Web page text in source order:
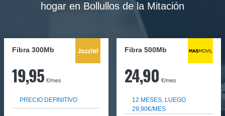
hogar en Bollullos de la Mitación
Fibra 300Mb
19,95 €/mes
PRECIO DEFINITIVO
Fibra 500Mb
24,90 €/mes
12 MESES, LUEGO
29,90€/MES